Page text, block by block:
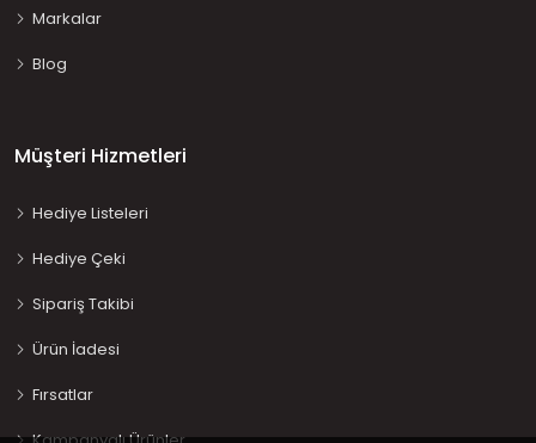
Markalar
Blog
Müşteri Hizmetleri
Hediye Listeleri
Hediye Çeki
Sipariş Takibi
Ürün İadesi
Fırsatlar